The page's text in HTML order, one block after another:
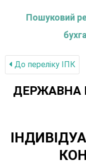
Пошуковий
До переліку IПК
ДЕРЖАВНА